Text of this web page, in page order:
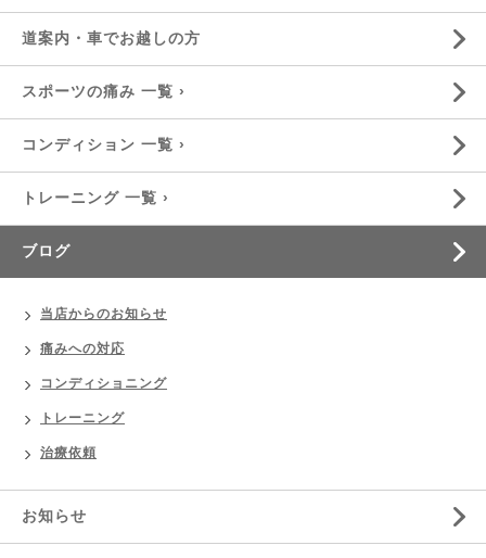
道案内・車でお越しの方
スポーツの痛み 一覧 ›
コンディション 一覧 ›
トレーニング 一覧 ›
ブログ
当店からのお知らせ
痛みへの対応
コンディショニング
トレーニング
治療依頼
お知らせ